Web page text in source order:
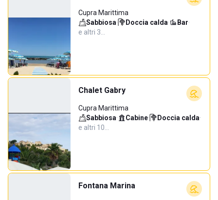
Cupra Marittima
Sabbiosa· Doccia calda· Bar·
e altri 3…
Chalet Gabry
Cupra Marittima
Sabbiosa· Cabine· Doccia calda·
e altri 10…
Fontana Marina